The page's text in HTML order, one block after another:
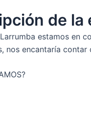
de la
estamos en
nos encantaría contar